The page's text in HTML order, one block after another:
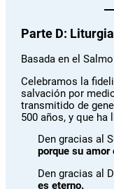
Parte D:
Basada en el
Celebramos la
salvación por
transmitido de
500 años, y que
Den gracias al
porque su amor
Den gracias al
es eterno.